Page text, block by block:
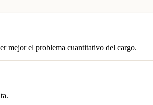
mejor el problema cuantitativo del cargo.